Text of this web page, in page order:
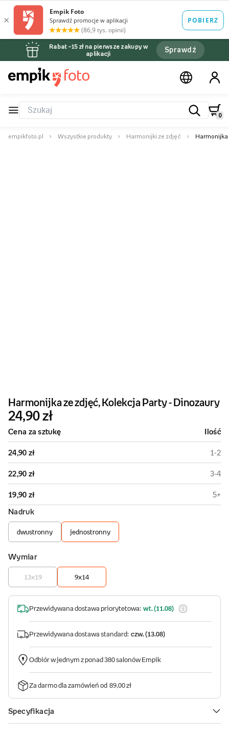
Rabat –15 zł na pierwsze zakupy w
aplikacji
Sprawdź
0
empikfoto.pl Wszystkie produkty Harmonijki ze zdjęć Harmonijka